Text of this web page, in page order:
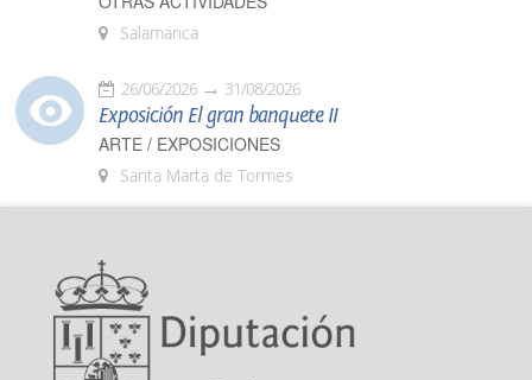
Salamanca
26/06/2026 31/08/2026
Exposición El gran banquete II
ARTE / EXPOSICIONES
Santa Marta de Tormes